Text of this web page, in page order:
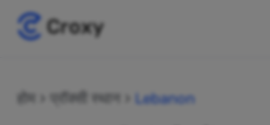
होम प्रॉक्सी स्थान Lebanon